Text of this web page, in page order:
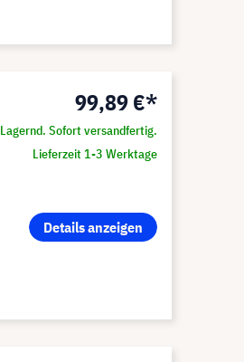
99,89 €*
Lagernd. Sofort versandfertig.
Lieferzeit 1-3 Werktage
Details anzeigen